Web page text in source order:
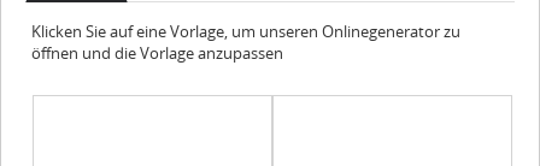
Klicken Sie auf eine Vorlage, um unseren Onlinegenerator zu
öffnen und die Vorlage anzupassen